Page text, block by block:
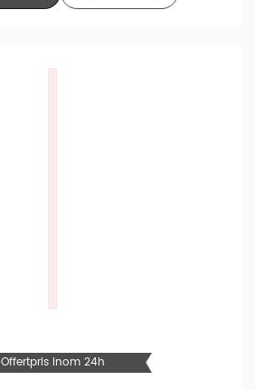
Offertpris inom 24h